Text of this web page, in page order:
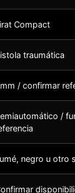
Compact
traumática
/ confirmar
/
negro u otro